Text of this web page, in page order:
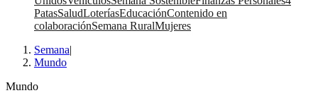
PatasSaludLoteríasEducaciónContenido en
colaboraciónSemana RuralMujeres
Semana|
Mundo
Mundo